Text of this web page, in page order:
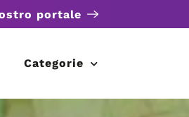
portale
Categorie